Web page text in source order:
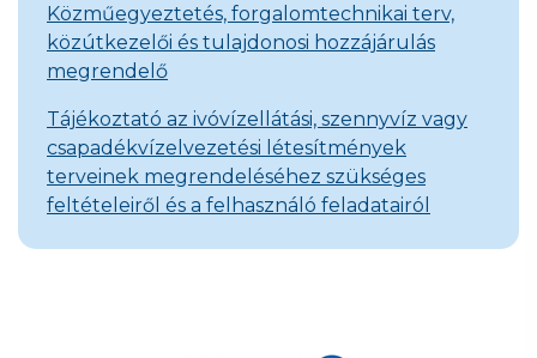
Közműegyeztetés, forgalomtechnikai terv,
közútkezelői és tulajdonosi hozzájárulás
megrendelő
Tájékoztató az ivóvízellátási, szennyvíz vagy
csapadékvízelvezetési létesítmények
terveinek megrendeléséhez szükséges
feltételeiről és a felhasználó feladatairól